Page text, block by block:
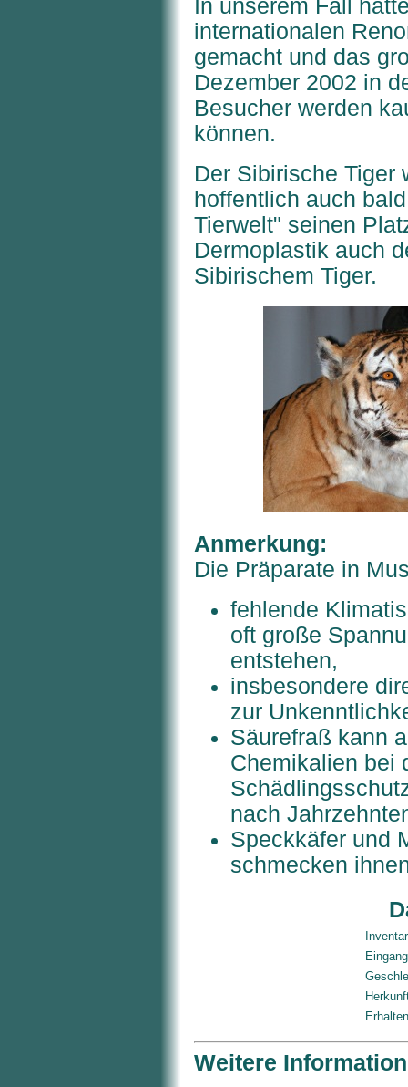
In unserem Fall
internationalen
gemacht und das
Dezember 2002 in
Besucher werden
können.
Der Sibirische Tiger
hoffentlich auch
Tierwelt" seinen
Dermoplastik auch
Sibirischem Tiger.
Anmerkung:
Die Präparate in
fehlende
oft große
entstehen,
insbesondere
zur
Säurefraß kann
Chemikalien bei
nach
Speckkäfer und
schmecken
Weitere